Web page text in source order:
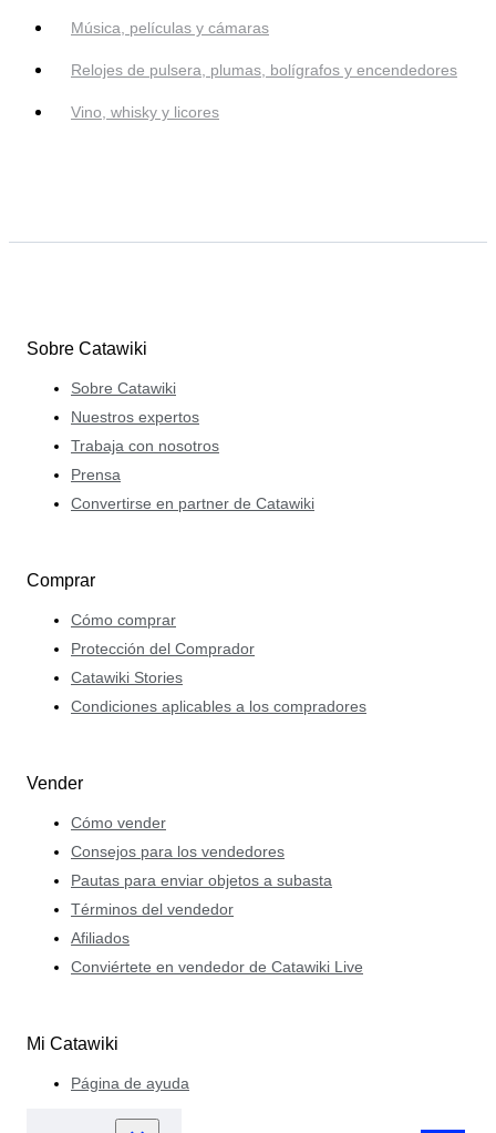
Música, películas y cámaras
Relojes de pulsera, plumas, bolígrafos y encendedores
Vino, whisky y licores
Sobre Catawiki
Sobre Catawiki
Nuestros expertos
Trabaja con nosotros
Prensa
Convertirse en partner de Catawiki
Comprar
Cómo comprar
Protección del Comprador
Catawiki Stories
Condiciones aplicables a los compradores
Vender
Cómo vender
Consejos para los vendedores
Pautas para enviar objetos a subasta
Términos del vendedor
Afiliados
Conviértete en vendedor de Catawiki Live
Mi Catawiki
Página de ayuda